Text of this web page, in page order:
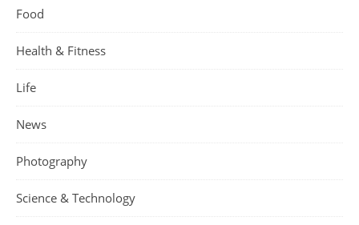
Food
Health & Fitness
Life
News
Photography
Science & Technology